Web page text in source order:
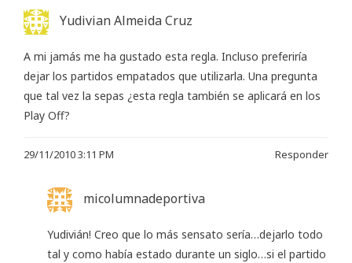
Yudivian Almeida Cruz
A mi jamás me ha gustado esta regla. Incluso preferiría
dejar los partidos empatados que utilizarla. Una pregunta
que tal vez la sepas ¿esta regla también se aplicará en los
Play Off?
29/11/2010 3:11 PM Responder
micolumnadeportiva
Yudivián! Creo que lo más sensato sería…dejarlo todo
tal y como había estado durante un siglo…si el partido